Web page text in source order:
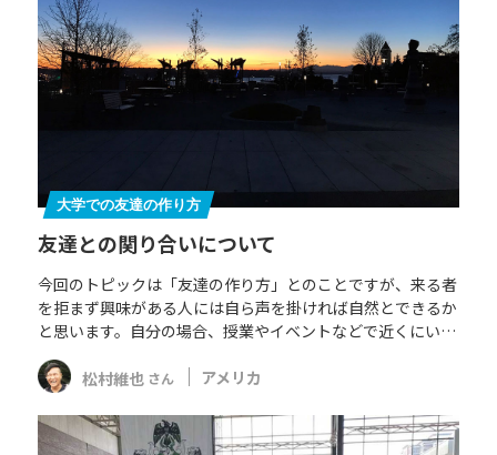
大学での友達の作り方
友達との関り合いについて
今回のトピックは「友達の作り方」とのことですが、来る者
を拒まず興味がある人には自ら声を掛ければ自然とできるか
と思います。自分の場合、授業やイベントなどで近くにい…
松村維也 さん アメリカ